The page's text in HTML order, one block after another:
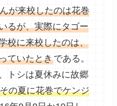
が来校したのは花巻
るが、実際にタゴー
校に来校したのは、
ていたときである。
トシは夏休みに故郷
その夏に花巻でケンジ